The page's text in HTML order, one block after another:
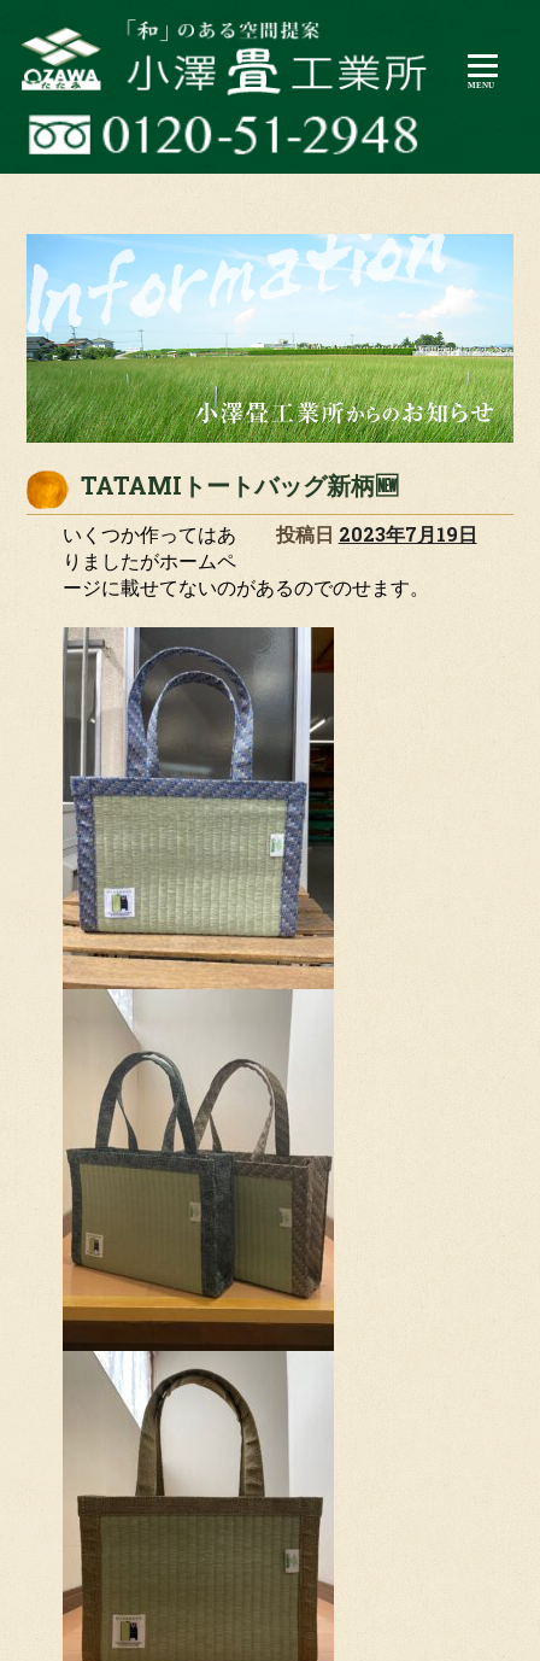
TATAMIトートバッグ新柄🆕
投稿日 2023年7月19日
いくつか作ってはあ
りましたがホームペ
ージに載せてないのがあるのでのせます。